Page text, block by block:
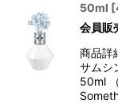
50ml [
会員販
商品詳
サムシ
50ml